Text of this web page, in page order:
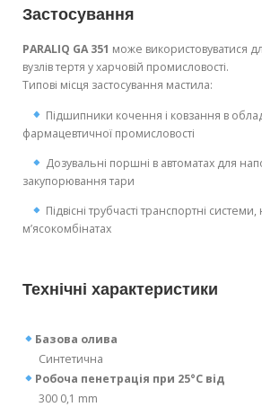
Застосування
PARALIQ GA 351 може використовуватися
вузлів тертя у харчовій промисловості.
Типові місця застосування мастила:
Підшипники кочення і ковзання в
фармацевтичної промисловості
Дозувальні поршні в автоматах для
закупорювання тари
Підвісні трубчасті транспортні
м’ясокомбінатах
Технічні характеристики
Базова олива
Синтетична
Робоча пенетрація при 25°C від
300 0,1 mm